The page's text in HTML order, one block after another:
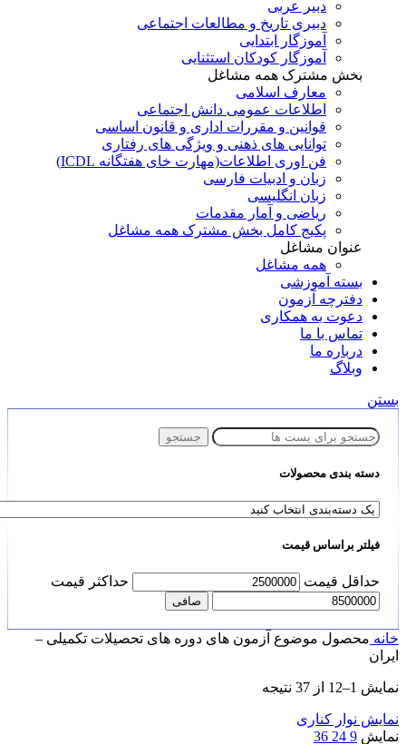
دبير عربی
دبیری تاریخ و مطالعات اجتماعی
آموزگار ابتدایی
آموزگار کودکان استثنایی
بخش مشترک همه مشاغل
معارف اسلامی
اطلاعات عمومی دانش اجتماعی
قوانین و مقررات اداری و قانون اساسی
توانایی های ذهنی و ویژگی های رفتاری
فن اوری اطلاعات(مهارت خای هفتگانه ICDL)
زبان و ادبیات فارسی
زبان انگلیسی
ریاضی و آمار مقدمات
پکیج کامل بخش مشترک همه مشاغل
عنوان مشاغل
همه مشاغل
بسته آموزشی
دفترچه آزمون
دعوت به همکاری
تماس با ما
درباره ما
وبلاگ
بستن
جستجو
دسته بندی محصولات
فیلتر براساس قیمت
حداقل قیمت حداكثر قيمت
صافی
خانه محصول موضوع آزمون های دوره های تحصیلات تکمیلی –
ایران
نمایش 1–12 از 37 نتیجه
نمایش نوار کناری
نمایش 9
24
36